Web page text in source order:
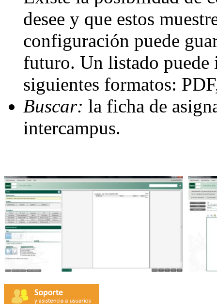
desee y que estos
configuración puede
futuro. Un listado puede
siguientes formatos:
Buscar: la ficha de
intercampus.